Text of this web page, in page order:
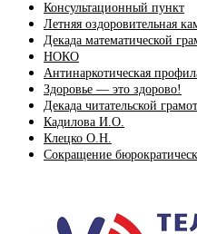
Консультационный пункт
Летняя оздоровительная
Декада математической
НОКО
Антинаркотическая
Здоровье — это здорово!
Декада читательской
Кадилова И.О.
Клецко О.Н.
Сокращение